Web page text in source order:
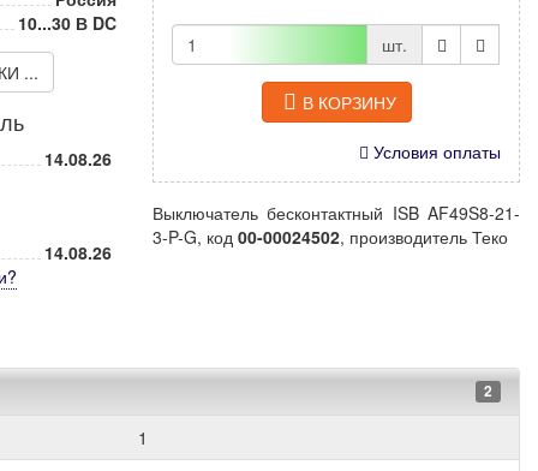
10...30 В DC
...
14.08.26
14.08.26
?
шт.
В КОРЗИНУ
Условия оплаты
Выключатель бесконтактный ISB AF49S8-21-
3-P-G, код 00-00024502, производитель Теко
2
1